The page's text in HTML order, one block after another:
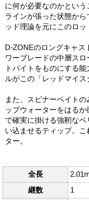
に何が必要なのかという
ラインが張った状態か
ッド理論を元にこのロッ
D-ZONEのロングキャ
ワーブレードの中層ス
トバイトをものにする
ルがこの「レッドマイス
また、スピナーベイト
ップウォーターをはる
で確実に掛ける強靭な
い込ませるティップ。
ター。
全長
継数
1